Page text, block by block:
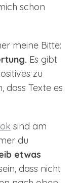
schon
meine Bitte:
Es gibt
zu
dass Texte es
sind am
du
etwas
dass nicht